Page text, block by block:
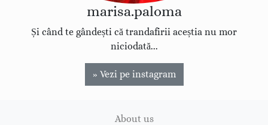
marisa.paloma
Și când te gândești că trandafirii aceștia nu mor
niciodată...
» Vezi pe instagram
About us